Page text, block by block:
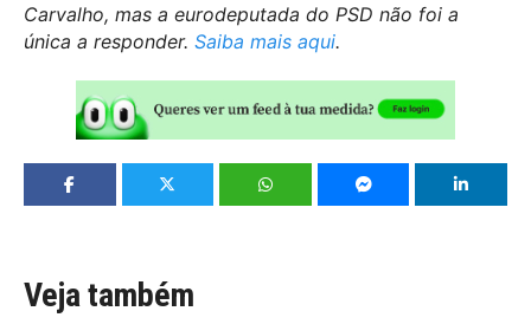
Carvalho, mas a eurodeputada do PSD não foi a
única a responder. Saiba mais aqui.
Veja também